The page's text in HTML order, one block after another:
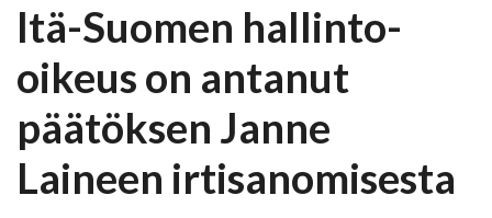
Itä-Suomen hallinto-
oikeus on antanut
päätöksen Janne
Laineen irtisanomisesta